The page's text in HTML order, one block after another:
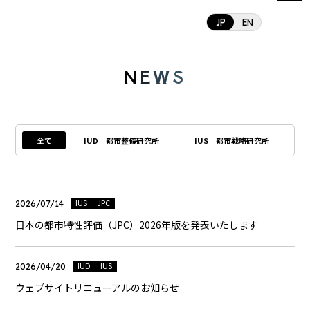
JP EN
NEWS
全て IUD 都市整備研究所 IUS 都市戦略研究所
2026/07/14 IUS JPC
日本の都市特性評価（JPC）2026年版を発表いたします
2026/04/20 IUD IUS
ウェブサイトリニューアルのお知らせ